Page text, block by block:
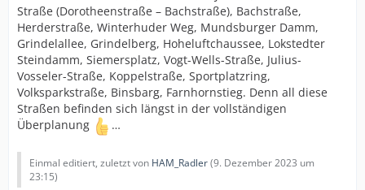
Straße (Dorotheenstraße – Bachstraße), Bachstraße,
Herderstraße, Winterhuder Weg, Mundsburger Damm,
Grindelallee, Grindelberg, Hoheluftchaussee, Lokstedter
Steindamm, Siemersplatz, Vogt-Wells-Straße, Julius-
Vosseler-Straße, Koppelstraße, Sportplatzring,
Volksparkstraße, Binsbarg, Farnhornstieg. Denn all diese
Straßen befinden sich längst in der vollständigen
Überplanung
…
Einmal editiert, zuletzt von HAM_Radler(9. Dezember 2023 um
23:15)